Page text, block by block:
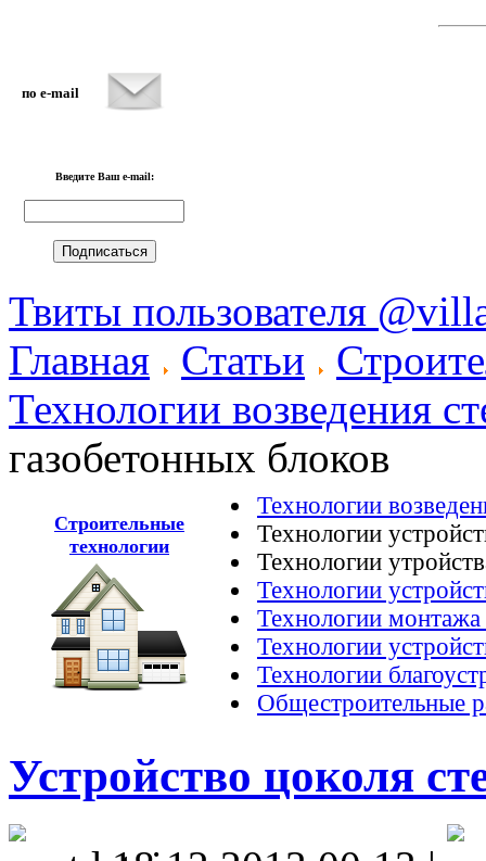
по e-mail
Введите Ваш e-mail:
Твиты пользователя
Главная
Статьи
Технологии возведения
газобетонных блоков
Строительные
технологии
Технологии
Технологии
Технологии
Технологии
Технологии монтажа
Технологии
Технологии
Общестроительные
Устройство цоколя